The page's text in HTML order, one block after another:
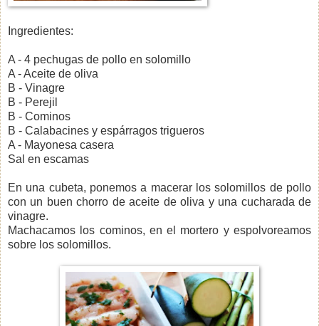
Ingredientes:
A - 4 pechugas de pollo en solomillo
A - Aceite de oliva
B - Vinagre
B - Perejil
B - Cominos
B - Calabacines y espárragos trigueros
A - Mayonesa casera
Sal en escamas
En una cubeta, ponemos a macerar los solomillos de pollo
con un buen chorro de aceite de oliva y una cucharada de
vinagre.
Machacamos los cominos, en el mortero y espolvoreamos
sobre los solomillos.